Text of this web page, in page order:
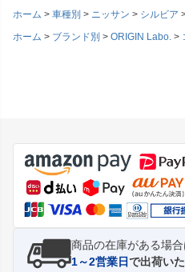
ホーム 車種別 ニッサン シルビア
ホーム
ブランド別 ORIGIN Labo.
商品の在庫がある場合
1～2営業日で出荷い